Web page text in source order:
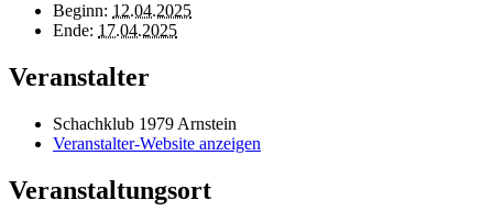
Beginn: 12.04.2025
Ende: 17.04.2025
Veranstalter
Schachklub 1979 Arnstein
Veranstalter-Website anzeigen
Veranstaltungsort